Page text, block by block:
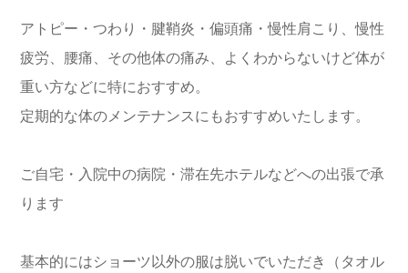
アトピー・つわり・腱鞘炎・偏頭痛・慢性肩こり、慢性
疲労、腰痛、その他体の痛み、よくわからないけど体が
重い方などに特におすすめ。
定期的な体のメンテナンスにもおすすめいたします。
ご自宅・入院中の病院・滞在先ホテルなどへの出張で承
ります
基本的にはショーツ以外の服は脱いでいただき（タオル